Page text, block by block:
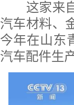
这家来自
汽车材料、
今年在山东
汽车配件生